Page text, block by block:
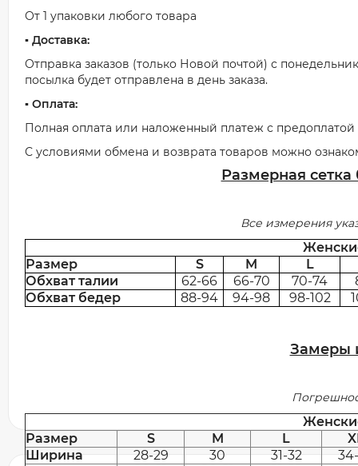
От 1 упаковки любого товара
▪️ Доставка:
Отправка заказов (только Новой почтой) с
посылка будет отправлена в день заказа.
▪️ Оплата:
Полная оплата или наложенный платеж с предоплатой
С условиями обмена и возврата товаров можно
Размерная
Все измерения
Размер
S M
L
Обхват талии
62-66 66-70 70-74
Обхват бедер
88-94 94-98 98-102
Замеры
Размер
S M L
Ширина
28-29 30 31-32